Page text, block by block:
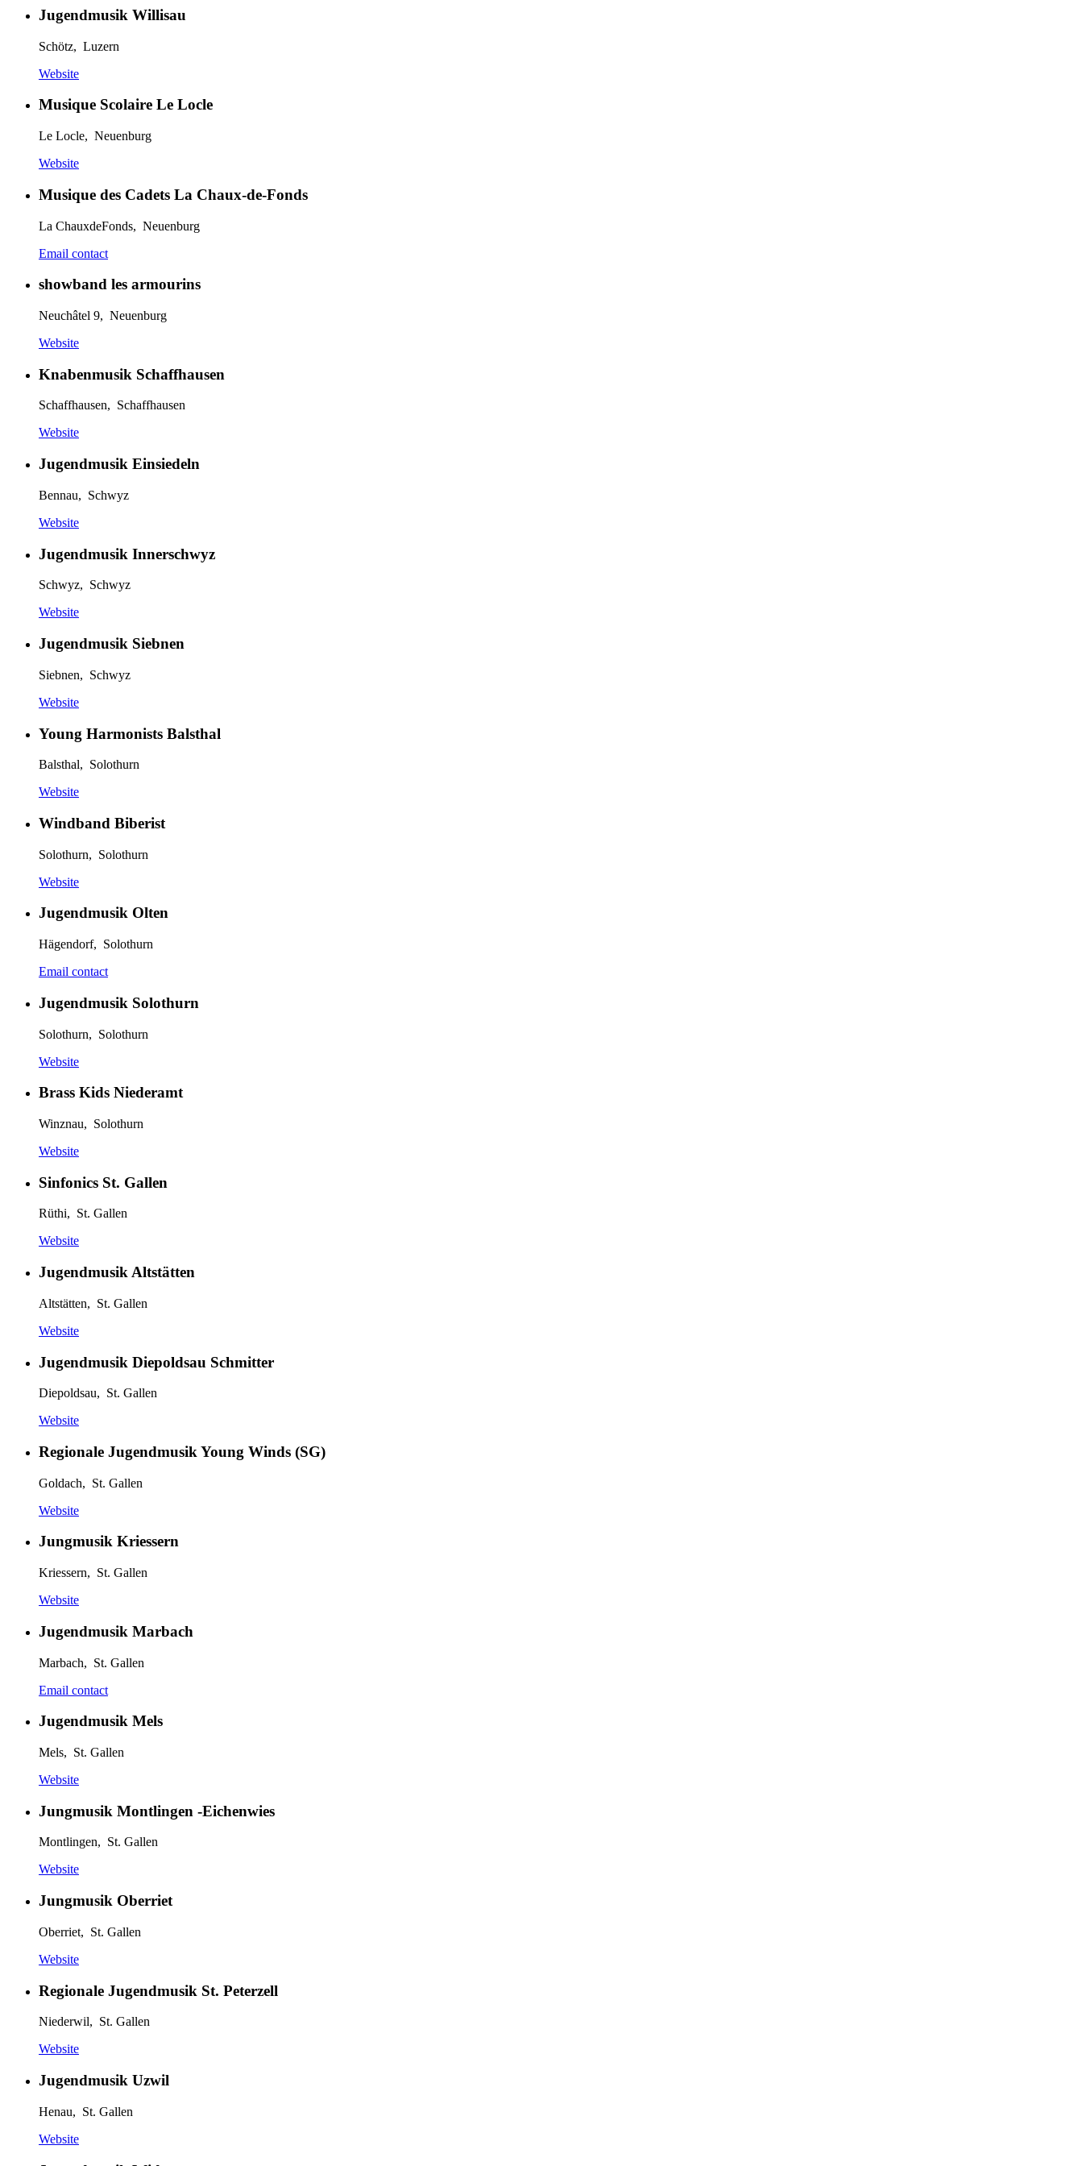
Jugendmusik Willisau
Schötz, Luzern
Website
Musique Scolaire Le Locle
Le Locle, Neuenburg
Website
Musique des Cadets La Chaux-de-Fonds
La ChauxdeFonds, Neuenburg
Email contact
showband les armourins
Neuchâtel 9, Neuenburg
Website
Knabenmusik Schaffhausen
Schaffhausen, Schaffhausen
Website
Jugendmusik Einsiedeln
Bennau, Schwyz
Website
Jugendmusik Innerschwyz
Schwyz, Schwyz
Website
Jugendmusik Siebnen
Siebnen, Schwyz
Website
Young Harmonists Balsthal
Balsthal, Solothurn
Website
Windband Biberist
Solothurn, Solothurn
Website
Jugendmusik Olten
Hägendorf, Solothurn
Email contact
Jugendmusik Solothurn
Solothurn, Solothurn
Website
Brass Kids Niederamt
Winznau, Solothurn
Website
Sinfonics St. Gallen
Rüthi, St. Gallen
Website
Jugendmusik Altstätten
Altstätten, St. Gallen
Website
Jugendmusik Diepoldsau Schmitter
Diepoldsau, St. Gallen
Website
Regionale Jugendmusik Young Winds (SG)
Goldach, St. Gallen
Website
Jungmusik Kriessern
Kriessern, St. Gallen
Website
Jugendmusik Marbach
Marbach, St. Gallen
Email contact
Jugendmusik Mels
Mels, St. Gallen
Website
Jungmusik Montlingen -Eichenwies
Montlingen, St. Gallen
Website
Jungmusik Oberriet
Oberriet, St. Gallen
Website
Regionale Jugendmusik St. Peterzell
Niederwil, St. Gallen
Website
Jugendmusik Uzwil
Henau, St. Gallen
Website